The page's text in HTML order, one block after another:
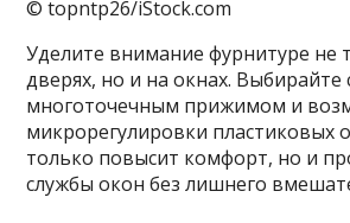
© topntp26/iStock.com
Уделите внимание фурнитуре не
дверях, но и на окнах. Выбирайте
многоточечным прижимом и
микрорегулировки пластиковых
только повысит комфорт, но и
службы окон без лишнего